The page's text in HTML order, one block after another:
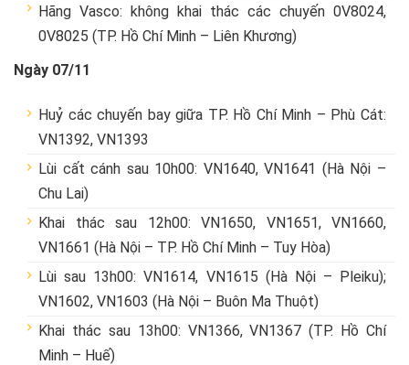
Hãng Vasco: không khai thác các chuyến 0V8024,
0V8025 (TP. Hồ Chí Minh – Liên Khương)
Ngày 07/11
Huỷ các chuyến bay giữa TP. Hồ Chí Minh – Phù Cát:
VN1392, VN1393
Lùi cất cánh sau 10h00: VN1640, VN1641 (Hà Nội –
Chu Lai)
Khai thác sau 12h00: VN1650, VN1651, VN1660,
VN1661 (Hà Nội – TP. Hồ Chí Minh – Tuy Hòa)
Lùi sau 13h00: VN1614, VN1615 (Hà Nội – Pleiku);
VN1602, VN1603 (Hà Nội – Buôn Ma Thuột)
Khai thác sau 13h00: VN1366, VN1367 (TP. Hồ Chí
Minh – Huế)